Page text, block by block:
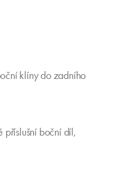
klíny do zadního
příslušní boční díl,